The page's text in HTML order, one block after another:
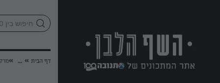
דף הבית »
...
»